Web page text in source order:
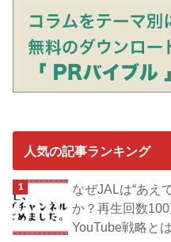
人気の記事ランキング
なぜJALは“あえ
か？再生回数
YouTube戦略と